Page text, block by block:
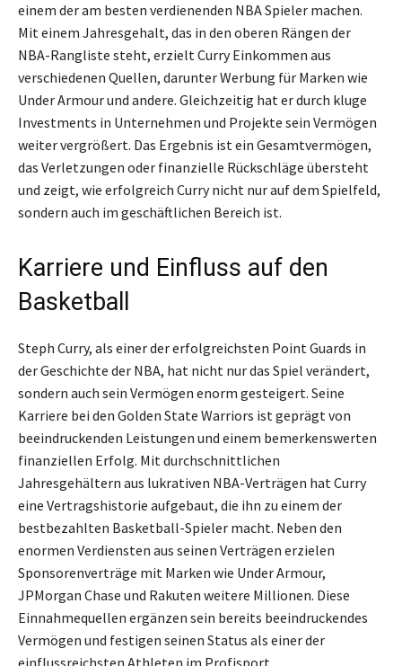
einem der am besten verdienenden NBA Spieler machen.
Mit einem Jahresgehalt, das in den oberen Rängen der
NBA-Rangliste steht, erzielt Curry Einkommen aus
verschiedenen Quellen, darunter Werbung für Marken wie
Under Armour und andere. Gleichzeitig hat er durch kluge
Investments in Unternehmen und Projekte sein Vermögen
weiter vergrößert. Das Ergebnis ist ein Gesamtvermögen,
das Verletzungen oder finanzielle Rückschläge übersteht
und zeigt, wie erfolgreich Curry nicht nur auf dem Spielfeld,
sondern auch im geschäftlichen Bereich ist.
Karriere und Einfluss auf den
Basketball
Steph Curry, als einer der erfolgreichsten Point Guards in
der Geschichte der NBA, hat nicht nur das Spiel verändert,
sondern auch sein Vermögen enorm gesteigert. Seine
Karriere bei den Golden State Warriors ist geprägt von
beeindruckenden Leistungen und einem bemerkenswerten
finanziellen Erfolg. Mit durchschnittlichen
Jahresgehältern aus lukrativen NBA-Verträgen hat Curry
eine Vertragshistorie aufgebaut, die ihn zu einem der
bestbezahlten Basketball-Spieler macht. Neben den
enormen Verdiensten aus seinen Verträgen erzielen
Sponsorenverträge mit Marken wie Under Armour,
JPMorgan Chase und Rakuten weitere Millionen. Diese
Einnahmequellen ergänzen sein bereits beeindruckendes
Vermögen und festigen seinen Status als einer der